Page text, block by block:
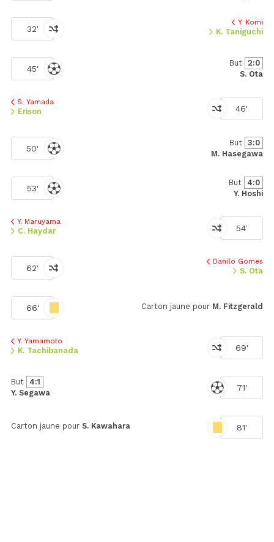
32'
Y. Komi
K. Taniguchi
45'
But 2:0
S. Ota
46'
S. Yamada
Erison
50'
But 3:0
M. Hasegawa
53'
But
4:0
Y. Hoshi
54'
Y. Maruyama
C. Haydar
62'
Danilo Gomes
S. Ota
66' Carton jaune pour M. Fitzgerald
69'
Y. Yamamoto
K. Tachibanada
71'
But
4:1
Y. Segawa
81'
Carton jaune pour S. Kawahara